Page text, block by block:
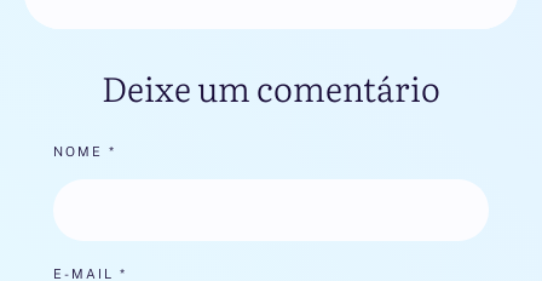
Deixe um comentário
NOME *
E-MAIL *